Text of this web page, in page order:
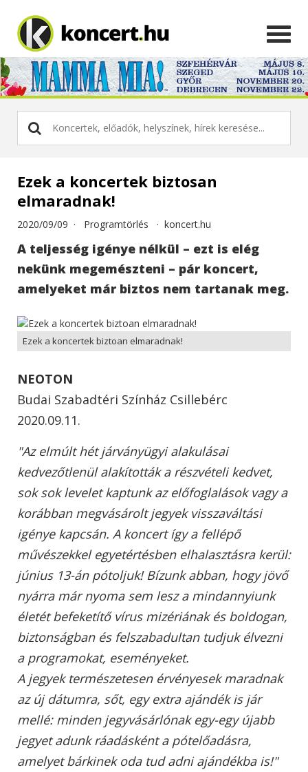
Ezek a koncertek biztosan
elmaradnak!
2020/09/09 · Programtörlés · koncert.hu
A teljesség igénye nélkül – ezt is elég
nekünk megemészteni – pár koncert,
amelyeket már biztos nem tartanak meg.
Ezek a koncertek biztoan elmaradnak!
NEOTON
Budai Szabadtéri Színház Csillebérc
2020.09.11.
"Az elmúlt hét járványügyi alakulásai
kedvezőtlenül alakították a részvételi kedvet,
sok sok levelet kaptunk az előfoglalások vagy a
korábban megvásárolt jegyek visszaváltási
igénye kapcsán. A koncert így a fellépő
művészekkel egyetértésben elhalasztásra kerül:
június 13-án pótoljuk! Bízunk abban, hogy jövő
nyárra már nyoma sem lesz a mindannyiunk
életét befeketítő vírus mizériának és boldogan,
biztonságban és felszabadultan tudjuk élvezni
a programokat, eseményeket.
A jegyek természetesen érvényesek maradnak
az új dátumra, sőt, egy extra ajándék is jár
mellé: minden jegyvásárlónak egy-egy újabb
jegyet adunk ráadásként a pótelőadásra,
amelyet bárkinek oda tud adni ajándékba is!"